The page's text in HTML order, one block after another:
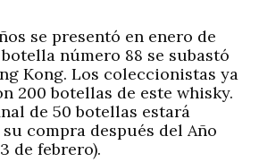
se presentó en enero de
número 88 se subastó
Kong. Los coleccionistas ya
200 botellas de este whisky.
de 50 botellas estará
compra después del Año
de febrero).